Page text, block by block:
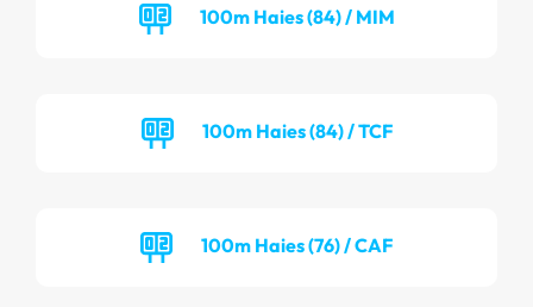
100m Haies (84) / MIM
100m Haies (84) / TCF
100m Haies (76) / CAF